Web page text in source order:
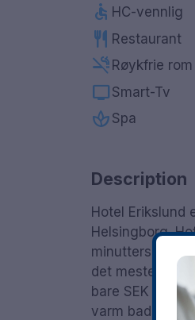
accessible HC-vennlig
restaurant Restaurant
smoke_free Røykfrie rom
tv Smart-Tv
spa Spa
Description
Hotel Erikslund
Helsingborg.
minutters
det meste
bare SEK 200
varm badstue